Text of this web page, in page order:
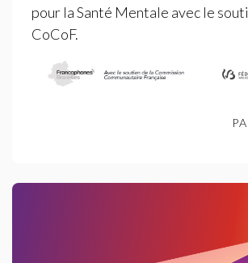
pour la Santé Mentale avec le
CoCoF.